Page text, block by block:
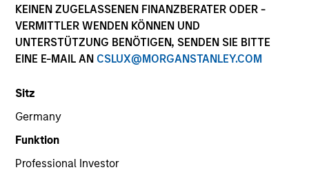
KEINEN ZUGELASSENEN FINANZBERATER ODER -
VERMITTLER WENDEN KÖNNEN UND
UNTERSTÜTZUNG BENÖTIGEN, SENDEN SIE BITTE
EINE E-MAIL AN CSLUX@MORGANSTANLEY.COM
Sitz
Germany
Funktion
Professional Investor
Quick Facts
Benchmark
MSCI Europe Index, MSCI World Index, MSCI Emerging
Markets Index and Russell 1000 Index
Insights